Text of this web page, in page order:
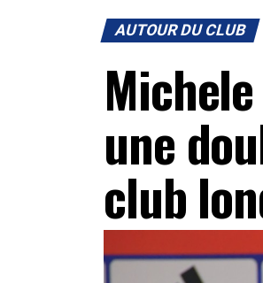
AUTOUR DU CLUB
une
club